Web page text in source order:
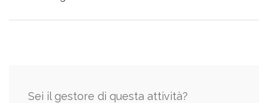
Sei il gestore di questa attività?